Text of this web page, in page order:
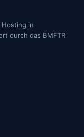
Hosting in
durch das BMFTR